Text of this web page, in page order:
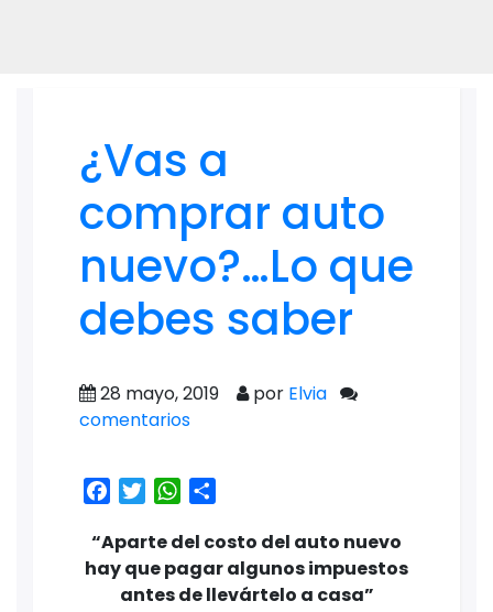
¿Vas a
comprar auto
nuevo?…Lo que
debes saber
28 mayo, 2019 por Elvia
comentarios
Facebook
TwitterWhatsApp
“Aparte del costo del auto nuevo
hay que pagar algunos impuestos
antes de llevártelo a casa”